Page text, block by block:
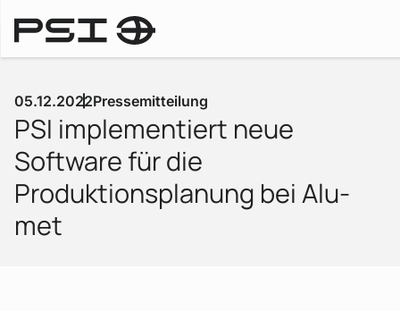
05.12.2022Pressemitteilung
PSI implementiert neue
Software für die
Produktionsplanung bei Alu-
met